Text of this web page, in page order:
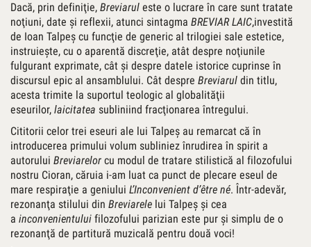
Dacă, prin definiţie, Breviarul este o lucrare în care sunt tratate
noţiuni, date şi reflexii, atunci sintagma BREVIAR LAIC,investită
de Ioan Talpeş cu funcţie de generic al trilogiei sale estetice,
instruieşte, cu o aparentă discreţie, atât despre noţiunile
fulgurant exprimate, cât şi despre datele istorice cuprinse în
discursul epic al ansamblului. Cât despre Breviarul din titlu,
acesta trimite la suportul teologic al globalităţii
eseurilor, laicitatea subliniind fracţionarea întregului.
Cititorii celor trei eseuri ale lui Talpeş au remarcat că în
introducerea primului volum subliniez înrudirea în spirit a
autorului Breviarelor cu modul de tratare stilistică al filozofului
nostru Cioran, căruia i-am luat ca punct de plecare eseul de
mare respiraţie a geniului L’Inconvenient d’être né. Într-adevăr,
rezonanţa stilului din Breviarele lui Talpeş şi cea
a inconvenientului filozofului parizian este pur şi simplu de o
rezonanţă de partitură muzicală pentru două voci!